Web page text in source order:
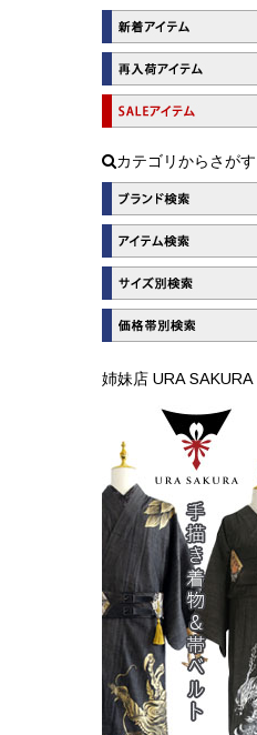
カテゴリからさがす
姉妹店 URA SAKURA